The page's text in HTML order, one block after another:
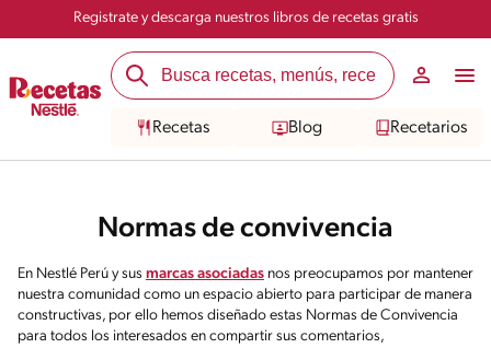
Registrate y descarga nuestros libros de recetas gratis
Recetas Blog Recetarios
Normas de convivencia
En Nestlé Perú y sus marcas asociadas nos preocupamos por mantener
nuestra comunidad como un espacio abierto para participar de manera
constructivas, por ello hemos diseñado estas Normas de Convivencia
para todos los interesados en compartir sus comentarios,